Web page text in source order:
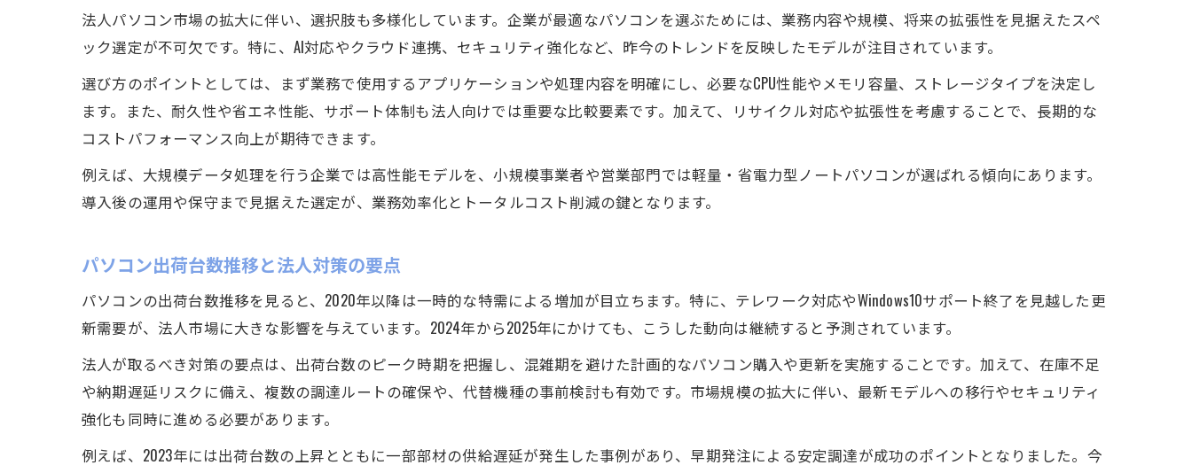
法人パソコン市場の拡大に伴い、選択肢も多様化しています。企業が最適なパソコンを選ぶためには、業務内容や規模、将来の拡張性を見据えたスペ
ック選定が不可欠です。特に、AI対応やクラウド連携、セキュリティ強化など、昨今のトレンドを反映したモデルが注目されています。
選び方のポイントとしては、まず業務で使用するアプリケーションや処理内容を明確にし、必要なCPU性能やメモリ容量、ストレージタイプを決定し
ます。また、耐久性や省エネ性能、サポート体制も法人向けでは重要な比較要素です。加えて、リサイクル対応や拡張性を考慮することで、長期的な
コストパフォーマンス向上が期待できます。
例えば、大規模データ処理を行う企業では高性能モデルを、小規模事業者や営業部門では軽量・省電力型ノートパソコンが選ばれる傾向にあります。
導入後の運用や保守まで見据えた選定が、業務効率化とトータルコスト削減の鍵となります。
パソコン出荷台数推移と法人対策の要点
パソコンの出荷台数推移を見ると、2020年以降は一時的な特需による増加が目立ちます。特に、テレワーク対応やWindows10サポート終了を見越した更
新需要が、法人市場に大きな影響を与えています。2024年から2025年にかけても、こうした動向は継続すると予測されています。
法人が取るべき対策の要点は、出荷台数のピーク時期を把握し、混雑期を避けた計画的なパソコン購入や更新を実施することです。加えて、在庫不足
や納期遅延リスクに備え、複数の調達ルートの確保や、代替機種の事前検討も有効です。市場規模の拡大に伴い、最新モデルへの移行やセキュリティ
強化も同時に進める必要があります。
例えば、2023年には出荷台数の上昇とともに一部部材の供給遅延が発生した事例があり、早期発注による安定調達が成功のポイントとなりました。今